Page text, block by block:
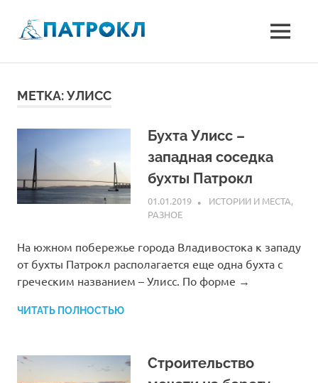
содержимому
Сочинская,
Феодосийская
микрорайон
Патрокл,
Владивосток
MENU
МЕТКА:УЛИСС
Бухта Улисс –
западная соседка
бухты Патрокл
01.01.2019 ADM
ИСТОРИИ И МЕСТА,
РАЗНОЕ
На южном побережье города Владивостока к западу
от бухты Патрокл располагается еще одна бухта с
греческим названием – Улисс. По форме →
ЧИТАТЬ ПОЛНОСТЬЮ
Строительство